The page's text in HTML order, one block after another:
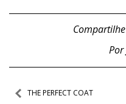
Compartilhe
Por
Navegação
THE PERFECT COAT